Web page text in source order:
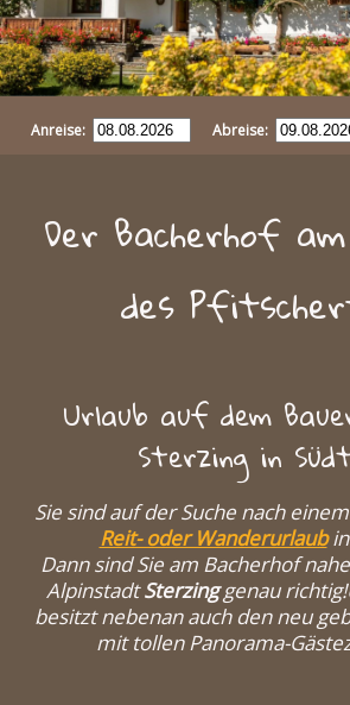
Anreise: Abreise:
Der Bacherhof
des
Urlaub auf dem
Sterzing in
Sie sind auf der Suche nach
Reit- oder Wanderurlaubin
Dann sind Sie am Bacherhof
AlpinstadtSterzinggenau
besitzt nebenan auch den neu
mit tollen Panorama-